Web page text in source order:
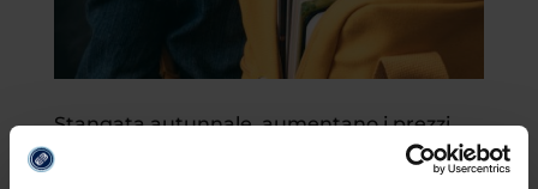
Stangata autunnale, aumentano i prezzi
da
Ago 29, 2023|